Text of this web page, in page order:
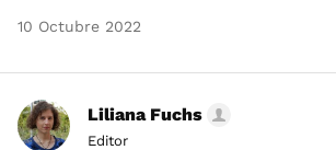
10 Octubre 2022
Liliana Fuchs
Editor